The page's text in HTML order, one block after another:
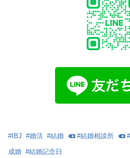
#IBJ #婚活 #結婚 #結婚相談所 #
成婚 #結婚記念日